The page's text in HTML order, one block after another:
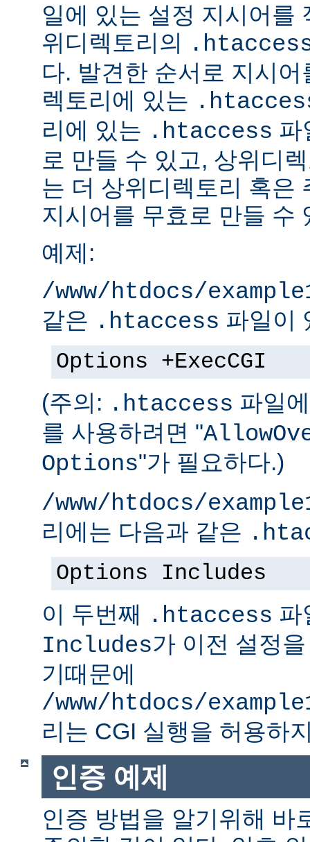
일에 있는 설정 지시어를
위디렉토리의
다. 발견한 순서로 지시
렉토리에 있는
리에 있는 .htaccess 파
로 만들 수 있고, 상위디
는 더 상위디렉토리 혹은
지시어를 무효로 만들 수
예제:
/www/htdocs/
같은 .htaccess 파일이
Options +ExecCGI
(주의: .htaccess 파일
를 사용하려면 "
Options"가 필요하다.)
/www/htdocs/
리에는 다음과 같은
Options Includes
이 두번째 .htaccess
Includes가 이전 설정
기때문에
/www/htdocs/
리는 CGI 실행을 허용하
인증 예제
인증 방법을 알기위해 바